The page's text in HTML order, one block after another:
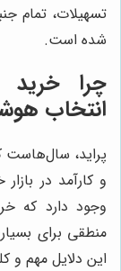
تسهیلات، تمام
شده است.
چرا خرید
انتخاب
پراید، سال‌هاست
و کارآمد در
وجود دارد که
منطقی برای
این دلایل مهم و